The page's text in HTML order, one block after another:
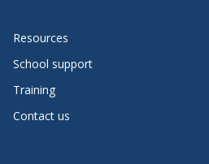
Resources
School support
Training
Contact us